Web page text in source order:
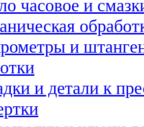
часовое и
и
и детали к